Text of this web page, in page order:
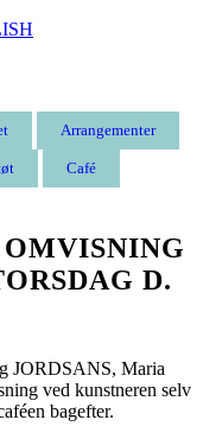
Arrangementer
Café
D.
JORDSANS, Maria
ved kunstneren selv
bagefter.